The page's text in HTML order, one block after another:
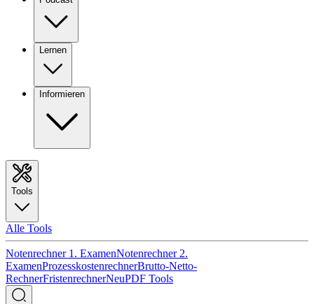
Lernen
Informieren
Tools
Alle Tools
Notenrechner 1. ExamenNotenrechner 2.
ExamenProzesskostenrechnerBrutto-Netto-
RechnerFristenrechnerNeuPDF Tools